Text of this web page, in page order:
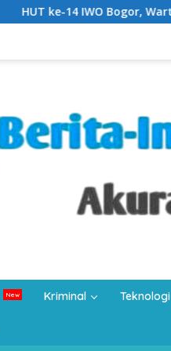
Wartawan dan Ojol
Kriminal Teknologi